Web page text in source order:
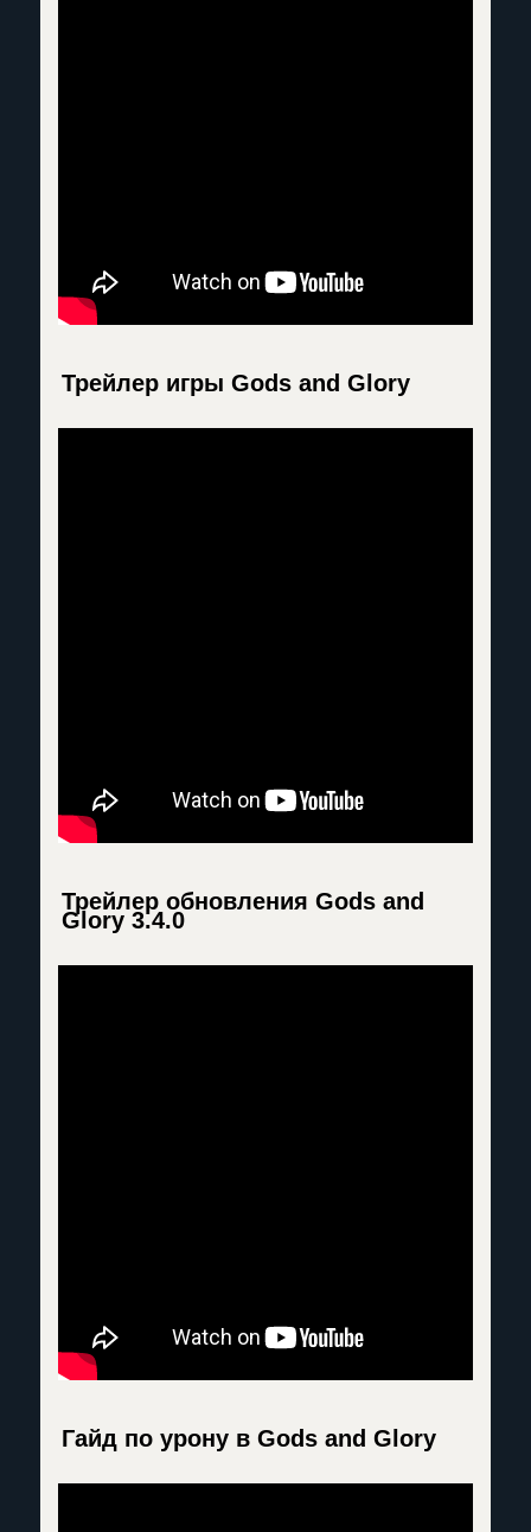
Трейлер игры Gods and Glory
Трейлер обновления Gods and
Glory 3.4.0
Гайд по урону в Gods and Glory